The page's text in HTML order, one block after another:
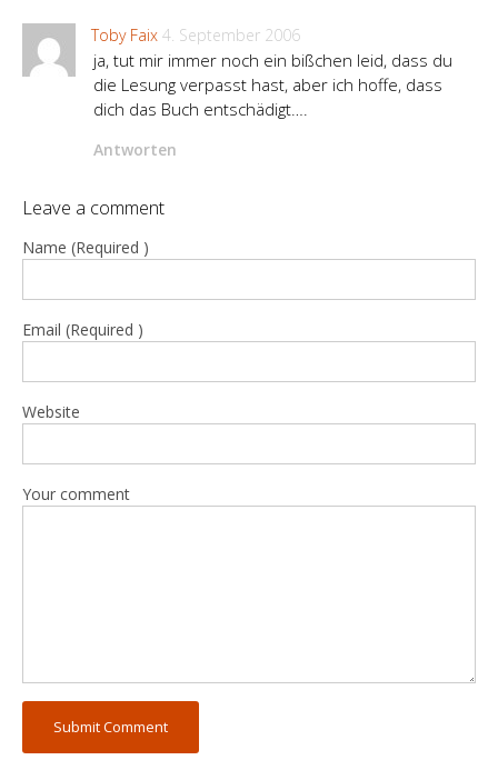
Toby Faix 4. September 2006
ja, tut mir immer noch ein bißchen leid, dass du
die Lesung verpasst hast, aber ich hoffe, dass
dich das Buch entschädigt….
Antworten
Leave a comment
Name (Required )
Email (Required )
Website
Your comment